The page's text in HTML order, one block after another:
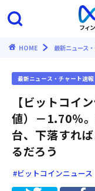
フィ
HOME 最新ニュース
最新ニュース・チャート速報
【ビットコイ
値）－1.70％
台、下落すれ
るだろう
#ビットコインニュース